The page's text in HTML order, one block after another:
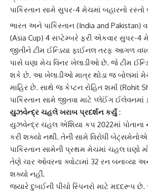
પાકિસ્તાન સામે સુપર-4 મેચમાં બહારનો
ભારત અને પાકિસ્તાન (India and Pakistan)
(Asia Cup) 4 સપ્ટેમ્બરે ફરી એકવાર સુપર-
જીતીને ટીમ ઈન્ડિયા ફાઈનલ તરફ આગળ
પાસે ઘણા મેચ વિનર ખેલાડીઓ છે. જે ટીમ
શકે છે. આ ખેલાડીઓ માત્ર થોડા જ બોલમાં
માહિર છે. સાથે જ કેપ્ટન રોહિત શર્મા(Rohit
પાકિસ્તાન સામે જીતવા માટે પ્લેઈંગ
યુઝવેન્દ્ર ચહલેખરાબ પ્રદર્શન કર્યું :
યુઝવેન્દ્ર ચહલ એશિયા કપ 2022માં
કરી શક્યો નથી. તેની સામે વિરોધી
પાકિસ્તાન સામેની પ્રથમ મેચમાં ચહલ ઘણો
તેણે ચાર ઓવરના ક્વોટામાં 32 રન
શક્યો નહીં.
જ્યારે દુબઈની પીચો સ્પિનરો માટે મદદરૂપ